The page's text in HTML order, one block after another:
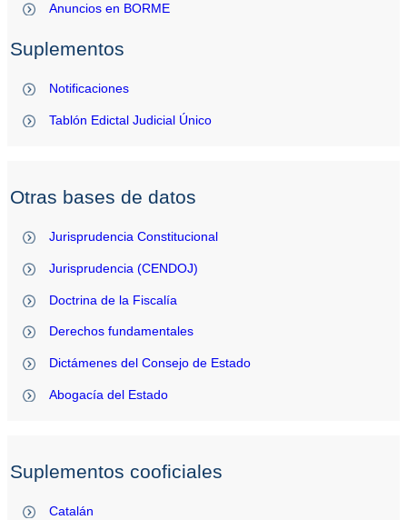
Anuncios en BORME
Suplementos
Notificaciones
Tablón Edictal Judicial Único
Otras bases de datos
Jurisprudencia Constitucional
Jurisprudencia (CENDOJ)
Doctrina de la Fiscalía
Derechos fundamentales
Dictámenes del Consejo de Estado
Abogacía del Estado
Suplementos cooficiales
Catalán